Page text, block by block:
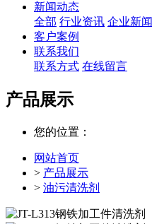
新闻动态
全部 行业资讯 企业新闻
客户案例
联系我们
联系方式 在线留言
产品展示
您的位置：
网站首页
> 产品展示
> 油污清洗剂